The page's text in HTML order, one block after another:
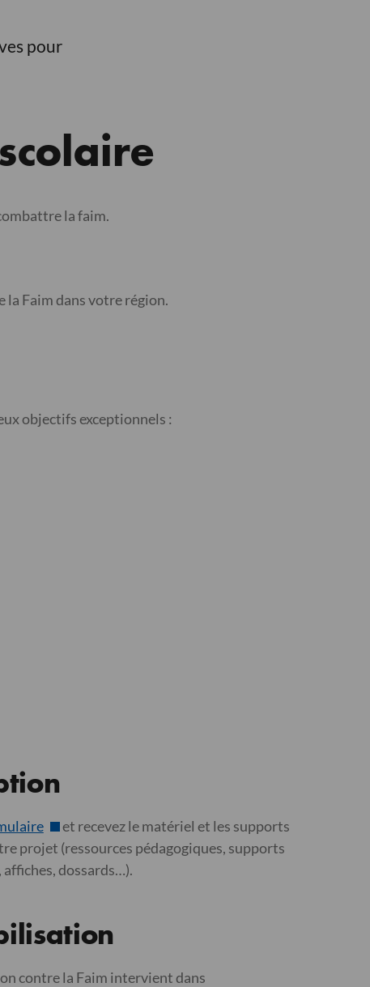
pour
la faim.
la Faim dans votre région.
objectifs exceptionnels :
et recevez le matériel et les supports
projet (ressources pédagogiques, supports
dossards…).
contre la Faim intervient dans